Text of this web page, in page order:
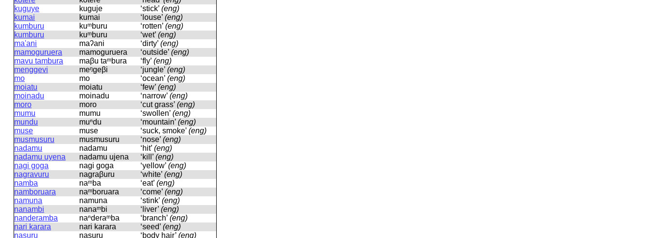
kuguye
kuɡuje ‘stick’ (eng)
kumai
kumai ‘louse’ (eng)
kumburu
kuᵐburu ‘rotten’ (eng)
kumburu
kuᵐburu ‘wet’ (eng)
ma'ani
maʔani ‘dirty’ (eng)
mamoguruera
mamoɡuruera ‘outside’ (eng)
mavu tambura
maβu taᵐbura ‘fly’ (eng)
menggevi
meᵑɡeβi ‘jungle’ (eng)
mo
mo ‘ocean’ (eng)
moiatu
moiatu ‘few’ (eng)
moinadu
moinadu ‘narrow’ (eng)
moro
moro ‘cut grass’ (eng)
mumu
mumu ‘swollen’ (eng)
mundu
muⁿdu ‘mountain’ (eng)
muse
muse ‘suck, smoke’ (eng)
musmusuru
musmusuru ‘nose’ (eng)
nadamu
nadamu ‘hit’ (eng)
nadamu uyena
nadamu ujena ‘kill’ (eng)
nagi goga
naɡi ɡoɡa ‘yellow’ (eng)
nagravuru
naɡraβuru ‘white’ (eng)
namba
naᵐba ‘eat’ (eng)
namboruara
naᵐboruara ‘come’ (eng)
namuna
namuna ‘stink’ (eng)
nanambi
nanaᵐbi ‘liver’ (eng)
nanderamba
naⁿderaᵐba ‘branch’ (eng)
nari karara
nari karara ‘seed’ (eng)
nasuru
nasuru ‘body hair’ (eng)